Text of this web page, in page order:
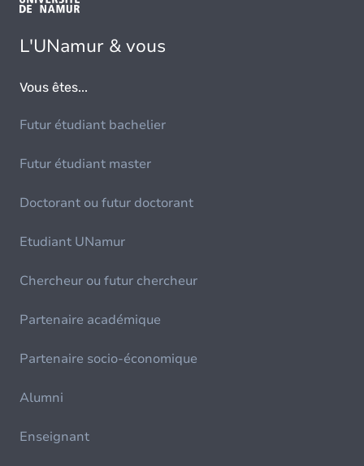
L'UNamur & vous
Vous êtes...
Futur étudiant bachelier
Futur étudiant master
Doctorant ou futur doctorant
Etudiant UNamur
Chercheur ou futur chercheur
Partenaire académique
Partenaire socio-économique
Alumni
Enseignant